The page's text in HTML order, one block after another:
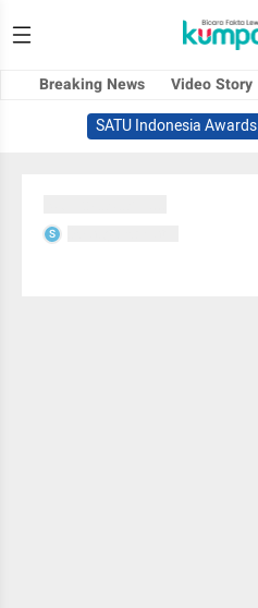
Breaking News Video Story
SATU Indonesia Awards
S